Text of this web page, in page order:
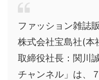
ファッション雑誌
株式会社宝島社(本
取締役社長：関川
チャンネル」は、